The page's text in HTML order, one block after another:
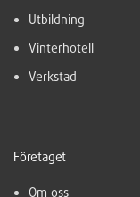
Utbildning
Vinterhotell
Verkstad
Företaget
Om oss